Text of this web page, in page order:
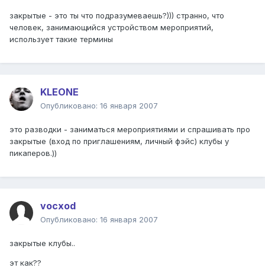
закрытые - это ты что подразумеваешь?))) странно, что
человек, занимающийся устройством мероприятий,
использует такие термины
KLEONE
Опубликовано: 16 января 2007
это разводки - заниматься мероприятиями и спрашивать про
закрытые (вход по приглашениям, личный фэйс) клубы у
пикаперов.))
vocxod
Опубликовано: 16 января 2007
закрытые клубы..
эт как??